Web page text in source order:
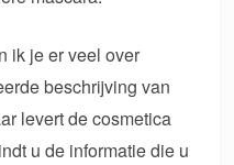
ik je er veel over
beschrijving van
levert de cosmetica
u de informatie die u